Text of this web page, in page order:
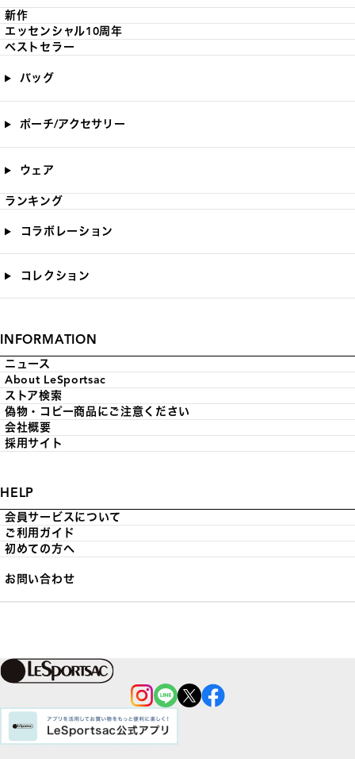
新作
エッセンシャル10周年
ベストセラー
バッグ
ポーチ/アクセサリー
ウェア
ランキング
コラボレーション
コレクション
INFORMATION
ニュース
About LeSportsac
ストア検索
偽物・コピー商品にご注意ください
会社概要
採用サイト
HELP
会員サービスについて
ご利用ガイド
初めての方へ
お問い合わせ